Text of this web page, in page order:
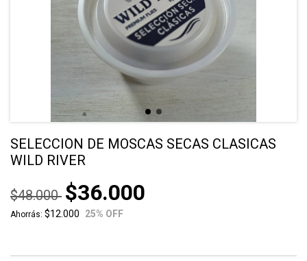
SELECCION DE MOSCAS SECAS CLASICAS
WILD RIVER
$48.000 $36.000
Ahorrás: $12.000 25% OFF